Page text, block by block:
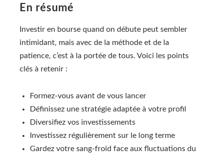
En résumé
Investir en bourse quand on débute peut sembler
intimidant, mais avec de la méthode et de la
patience, c’est à la portée de tous. Voici les points
clés à retenir :
Formez-vous avant de vous lancer
Définissez une stratégie adaptée à votre profil
Diversifiez vos investissements
Investissez régulièrement sur le long terme
Gardez votre sang-froid face aux fluctuations du